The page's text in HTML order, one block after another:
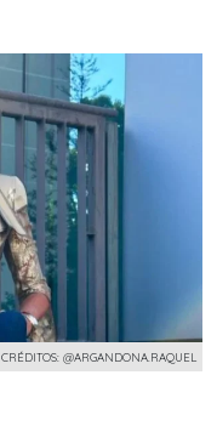
CRÉDITOS: @ARGANDONA.RAQUEL